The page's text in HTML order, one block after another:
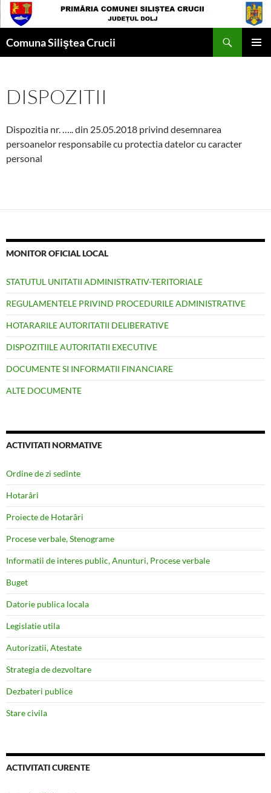
Skip
to
Comuna Siliştea Crucii
DISPOZITII
Dispozitia nr. ….. din 25.05.2018 privind desemnarea
persoanelor responsabile cu protectia datelor cu caracter
personal
MONITOR OFICIAL LOCAL
STATUTUL UNITATII ADMINISTRATIV-TERITORIALE
REGULAMENTELE PRIVIND PROCEDURILE ADMINISTRATIVE
HOTARARILE AUTORITATII DELIBERATIVE
DISPOZITIILE AUTORITATII EXECUTIVE
DOCUMENTE SI INFORMATII FINANCIARE
ALTE DOCUMENTE
ACTIVITATI NORMATIVE
Ordine de zi sedinte
Hotarâri
Proiecte de Hotarâri
Procese verbale, Stenograme
Informatii de interes public, Anunturi, Procese verbale
Buget
Datorie publica locala
Legislatie utila
Autorizatii, Atestate
Strategia de dezvoltare
Dezbateri publice
Stare civila
ACTIVITATI CURENTE